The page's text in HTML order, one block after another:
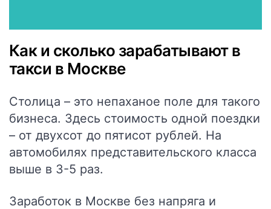
Как и сколько зарабатывают в
такси в Москве
Столица – это непаханое поле для такого
бизнеса. Здесь стоимость одной поездки
– от двухсот до пятисот рублей. На
автомобилях представительского класса
выше в 3-5 раз.
Заработок в Москве без напряга и